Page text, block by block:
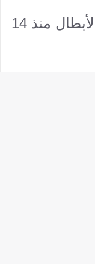
إنريكي: نستعد لنهائي دوري الأبطال منذ 14